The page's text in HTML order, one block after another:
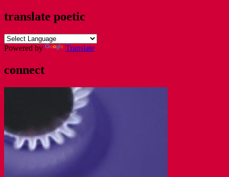
translate poetic
Powered by Translate
connect